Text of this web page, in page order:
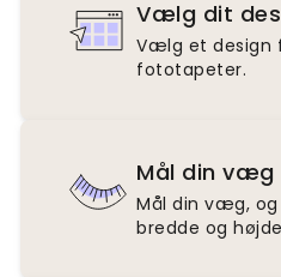
Vælg dit
Vælg et design
fototapeter.
Mål din væg
Mål din væg,
bredde og